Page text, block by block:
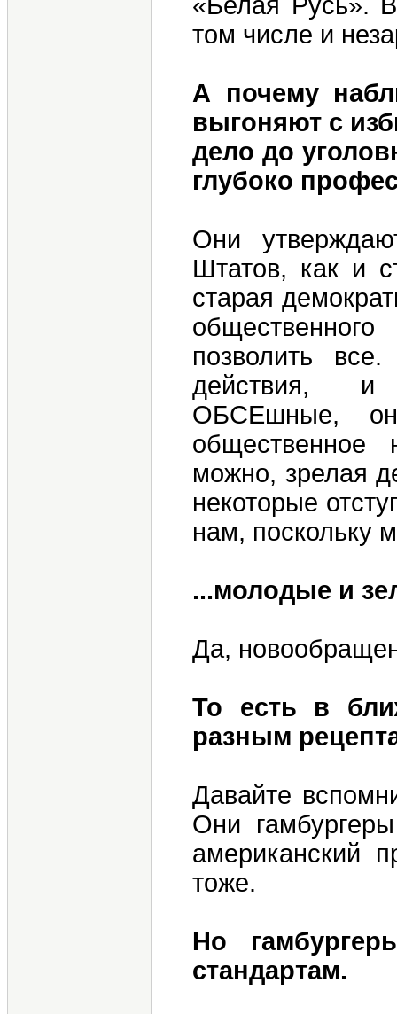
том числе и
А почему
выгоняют с
дело до
глубоко
Они
Штатов, как и
старая
позволить
действия, и
ОБСЕшные,
можно, зрелая
некоторые
нам, поскольку
...молодые и
Да,
То есть в
разным
Давайте
Они
американский
тоже.
Но
стандартам.